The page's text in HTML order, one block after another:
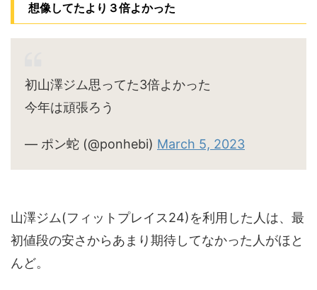
想像してたより３倍よかった
初山澤ジム思ってた3倍よかった
今年は頑張ろう
— ポン蛇 (@ponhebi) March 5, 2023
山澤ジム(フィットプレイス24)を利用した人は、最
初値段の安さからあまり期待してなかった人がほと
んど。